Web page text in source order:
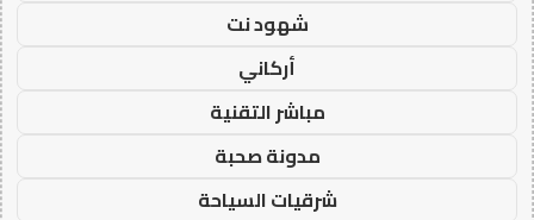
شهود نت
أركاني
مباشر التقنية
مدونة صحبة
شرقيات السياحة